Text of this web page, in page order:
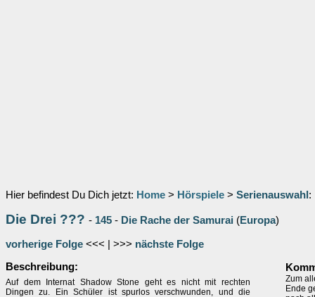
Hier befindest Du Dich jetzt: Home > Hörspiele > Serienauswahl :
Die Drei ??? - 145 - Die Rache der Samurai (Europa)
vorherige Folge <<< | >>> nächste Folge
Beschreibung:
Auf dem Internat Shadow Stone geht es nicht mit rechten
Dingen zu. Ein Schüler ist spurlos verschwunden, und die
Zum
Ende